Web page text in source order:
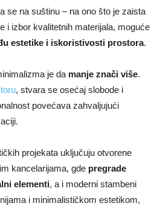
se na suštinu – na ono što je zaista
i izbor kvalitetnih materijala, moguće
estetike i iskoristivosti prostora.
je da manje znači više.
, stvara se osećaj slobode i
povećava zahvaljujući
projekata uključuju otvorene
kancelarijama, gde pregrade
elementi, a i moderni stambeni
i minimalističkom estetikom,